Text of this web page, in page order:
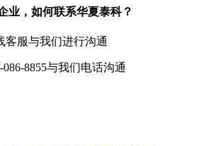
业，如何联系华夏泰科？
客服与我们进行沟通
8855与我们电话沟通